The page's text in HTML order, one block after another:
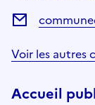
Voir les autres
Accueil